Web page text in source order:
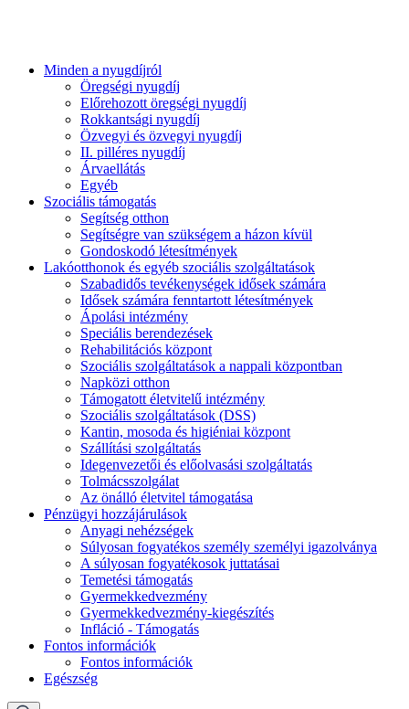
Minden a nyugdíjról
Öregségi nyugdíj
Előrehozott öregségi nyugdíj
Rokkantsági nyugdíj
Özvegyi és özvegyi nyugdíj
II. pilléres nyugdíj
Árvaellátás
Egyéb
Szociális támogatás
Segítség otthon
Segítségre van szükségem a házon kívül
Gondoskodó létesítmények
Lakóotthonok és egyéb szociális szolgáltatások
Szabadidős tevékenységek idősek számára
Idősek számára fenntartott létesítmények
Ápolási intézmény
Speciális berendezések
Rehabilitációs központ
Szociális szolgáltatások a nappali központban
Napközi otthon
Támogatott életvitelű intézmény
Szociális szolgáltatások (DSS)
Kantin, mosoda és higiéniai központ
Szállítási szolgáltatás
Idegenvezetői és előolvasási szolgáltatás
Tolmácsszolgálat
Az önálló életvitel támogatása
Pénzügyi hozzájárulások
Anyagi nehézségek
Súlyosan fogyatékos személy személyi igazolványa
A súlyosan fogyatékosok juttatásai
Temetési támogatás
Gyermekkedvezmény
Gyermekkedvezmény-kiegészítés
Infláció - Támogatás
Fontos információk
Fontos információk
Egészség